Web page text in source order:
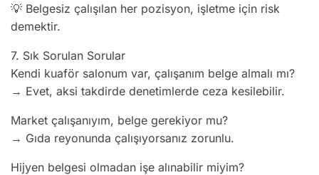
💡 Belgesiz çalışılan her pozisyon, işletme için risk
demektir.
7. Sık Sorulan Sorular
Kendi kuaför salonum var, çalışanım belge almalı mı?
→ Evet, aksi takdirde denetimlerde ceza kesilebilir.
Market çalışanıyım, belge gerekiyor mu?
→ Gıda reyonunda çalışıyorsanız zorunlu.
Hijyen belgesi olmadan işe alınabilir miyim?